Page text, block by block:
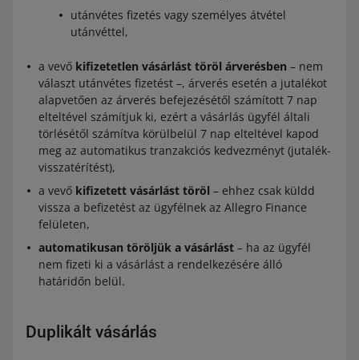
utánvétes fizetés vagy személyes átvétel
utánvéttel,
a vevő kifizetetlen vásárlást töröl árverésben – nem
választ utánvétes fizetést –, árverés esetén a jutalékot
alapvetően az árverés befejezésétől számított 7 nap
elteltével számítjuk ki, ezért a vásárlás ügyfél általi
törlésétől számítva körülbelül 7 nap elteltével kapod
meg az automatikus tranzakciós kedvezményt (jutalék-
visszatérítést),
a vevő kifizetett vásárlást töröl – ehhez csak küldd
vissza a befizetést az ügyfélnek az Allegro Finance
felületen,
automatikusan töröljük a vásárlást – ha az ügyfél
nem fizeti ki a vásárlást a rendelkezésére álló
határidőn belül.
Duplikált vásárlás